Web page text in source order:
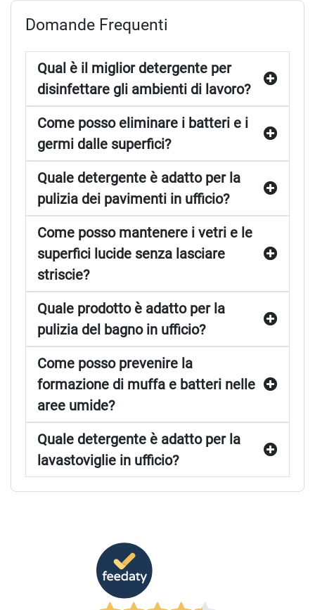
Domande Frequenti
Qual è il miglior detergente per
disinfettare gli ambienti di lavoro?
Come posso eliminare i batteri e i
germi dalle superfici?
Quale detergente è adatto per la
pulizia dei pavimenti in ufficio?
Come posso mantenere i vetri e le
superfici lucide senza lasciare
striscie?
Quale prodotto è adatto per la
pulizia del bagno in ufficio?
Come posso prevenire la
formazione di muffa e batteri nelle
aree umide?
Quale detergente è adatto per la
lavastoviglie in ufficio?